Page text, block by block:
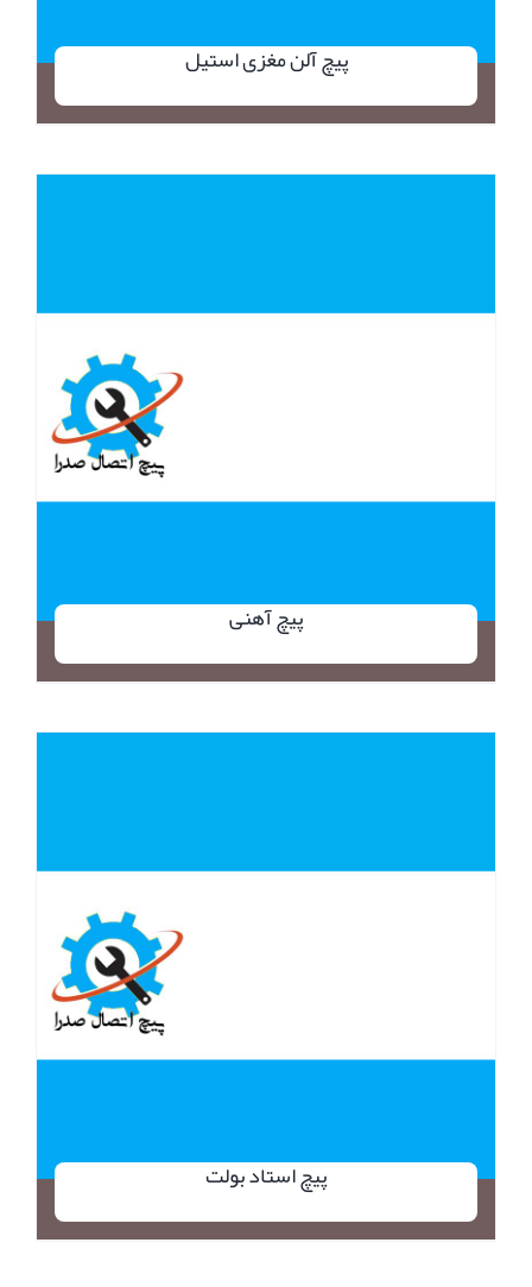
پیچ آلن مغزی استیل
پیچ آهنی
پیچ استاد بولت